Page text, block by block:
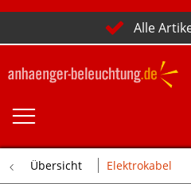
Alle
Übersicht Elektrokabel